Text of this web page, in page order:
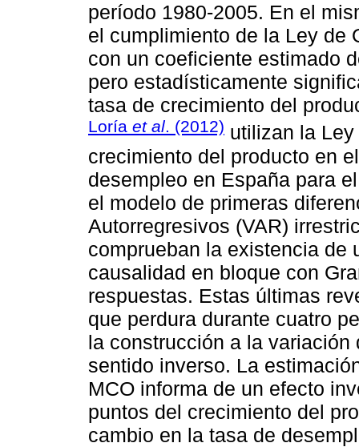
período 1980-2005. En el
el cumplimiento de la Ley de
con un coeficiente estimado
pero estadísticamente
tasa de crecimiento del
Loría et al. (2012) utilizan la
crecimiento del producto en
desempleo en España para
el modelo de primeras
Autorregresivos (VAR)
comprueban la existencia de
causalidad en bloque con
respuestas. Estas últimas
que perdura durante cuatro
la construcción a la
sentido inverso. La
MCO informa de un efecto
puntos del crecimiento del
cambio en la tasa de